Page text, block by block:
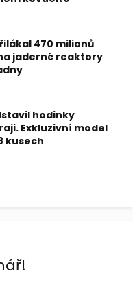
470 milionů
jaderné reaktory
hodinky
Exkluzivní model
kusech